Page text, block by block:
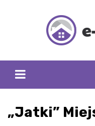
„Jatki”